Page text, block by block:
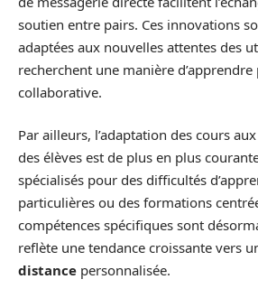
soutien entre pairs. Ces innovations
adaptées aux nouvelles attentes des
recherchent une manière
collaborative.
Par ailleurs, l’adaptation des cours
des élèves est de plus en plus
spécialisés pour des difficultés
particulières ou des formations
compétences spécifiques sont
reflète une tendance croissante vers
distance personnalisée.